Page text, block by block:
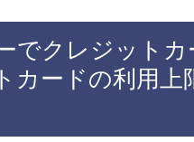
でクレジット
カードの利用